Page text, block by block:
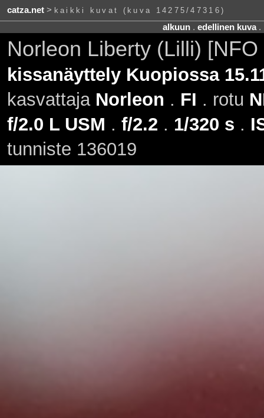
catza.net> kaikki kuvat (kuva 14275/47316)
alkuun. edellinen kuva.
Norleon Liberty (Lilli)
kissanäyttely Kuopiossa
kasvattaja Norleon . FI . rotu
f/2.0 L USM . f/2.2 . 1/320 s .
tunniste 136019